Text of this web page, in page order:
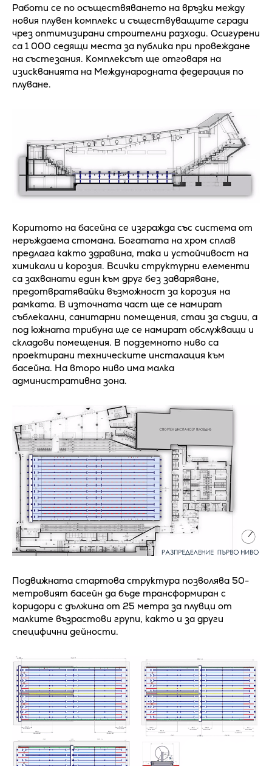
Работи се по осъществяването на връзки между
новия плувен комплекс и съществуващите сгради
чрез оптимизирани строителни разходи. Осигурени
са 1 000 седящи места за публика при провеждане
на състезания. Комплексът ще отговаря на
изискванията на Международната федерация по
плуване.
Коритото на басейна се изгражда със система от
неръждаема стомана. Богатата на хром сплав
предлага както здравина, така и устойчивост на
химикали и корозия. Всички структурни елементи
са захванати един към друг без заваряване,
предотвратявайки възможност за корозия на
рамката. В източната част ще се намират
съблекални, санитарни помещения, стаи за съдии, а
под южната трибуна ще се намират обслужващи и
складови помещения. В подземното ниво са
проектирани техническите инсталация към
басейна. На второ ниво има малка
административна зона.
Подвижната стартова структура позволява 50-
метровият басейн да бъде трансформиран с
коридори с дължина от 25 метра за плувци от
малките възрастови групи, както и за други
специфични дейности.